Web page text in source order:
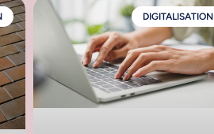
DIGITALISATION